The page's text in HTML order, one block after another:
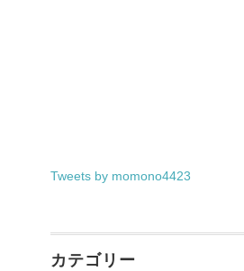
Tweets by momono4423
カテゴリー